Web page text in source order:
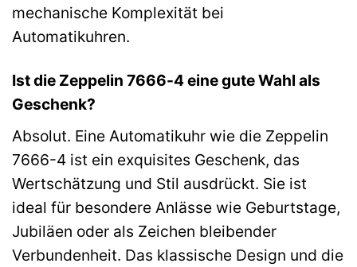
mechanische Komplexität bei
Automatikuhren.
Ist die Zeppelin 7666-4 eine gute Wahl als
Geschenk?
Absolut. Eine Automatikuhr wie die Zeppelin
7666-4 ist ein exquisites Geschenk, das
Wertschätzung und Stil ausdrückt. Sie ist
ideal für besondere Anlässe wie Geburtstage,
Jubiläen oder als Zeichen bleibender
Verbundenheit. Das klassische Design und die